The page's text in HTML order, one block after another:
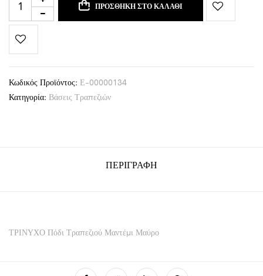
ΠΡΟΣΘΉΚΗ ΣΤΟ ΚΑΛΆΘΙ
Κωδικός Προϊόντος: Ε-00000134
Κατηγορία: Βάσεις Τραπεζιών
ΠΕΡΙΓΡΑΦΉ
ΤΡΙΝΥΧΟ Πόδι Τραπεζιού Μαντέμι Μαύρο